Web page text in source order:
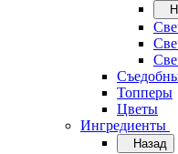
Топперы
Цветы
Ингредиенты
Назад